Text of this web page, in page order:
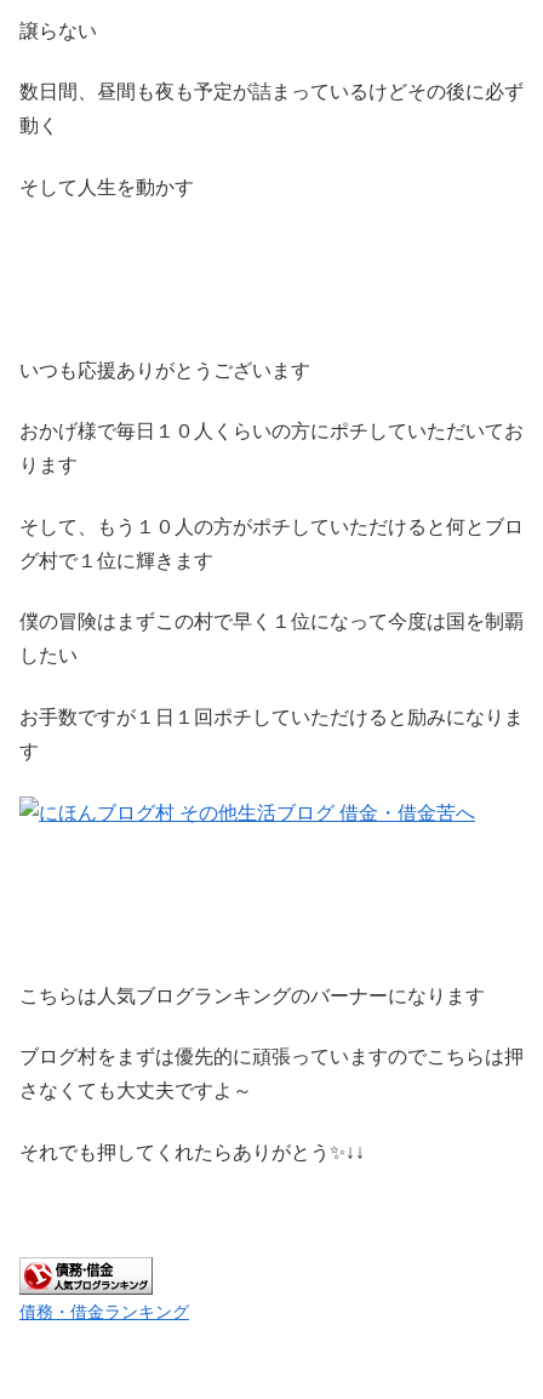
譲らない
数日間、昼間も夜も予定が詰まっているけどその後に必ず
動く
そして人生を動かす
いつも応援ありがとうございます
おかげ様で毎日１０人くらいの方にポチしていただいてお
ります
そして、もう１０人の方がポチしていただけると何とブロ
グ村で１位に輝きます
僕の冒険はまずこの村で早く１位になって今度は国を制覇
したい
お手数ですが１日１回ポチしていただけると励みになりま
す
こちらは人気ブログランキングのバーナーになります
ブログ村をまずは優先的に頑張っていますのでこちらは押
さなくても大丈夫ですよ～
それでも押してくれたらありがとう✨↓↓
債務・借金ランキング